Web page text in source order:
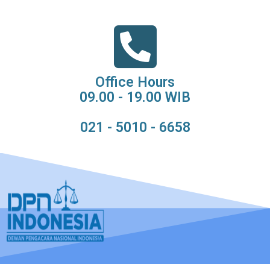
Office Hours
09.00 - 19.00 WIB
021 - 5010 - 6658